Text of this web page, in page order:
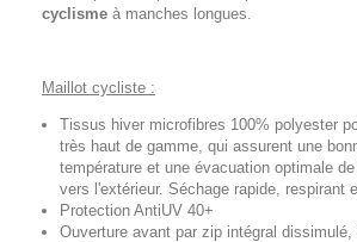
cyclisme à manches longues.
Maillot cycliste :
Tissus hiver microfibres 100% polyester
très haut de gamme, qui assurent une
température et une évacuation optimale
vers l'extérieur. Séchage rapide, respirant
Protection AntiUV 40+
Ouverture avant par zip intégral